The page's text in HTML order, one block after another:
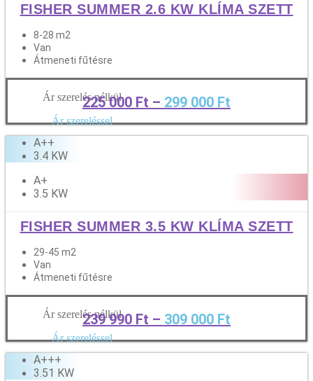
FISHER SUMMER 2.6 KW KLÍMA SZETT
8-28 m2
Van
Átmeneti fűtésre
Ár szerelés nélkül
Ár szereléssel
225 000 Ft – 299 000 Ft
A++
3.4 KW
A+
3.5 KW
FISHER SUMMER 3.5 KW KLÍMA SZETT
29-45 m2
Van
Átmeneti fűtésre
Ár szerelés nélkül
Ár szereléssel
239 990 Ft – 309 000 Ft
A+++
3.51 KW